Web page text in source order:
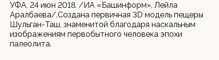
УФА, 24 июн 2018. /ИА «Башинформ», Лейла
Аралбаева/.Cоздана первичная 3D модель пещеры
Шульган-Таш, знаменитой благодаря наскальным
изображениям первобытного человека эпохи
палеолита.